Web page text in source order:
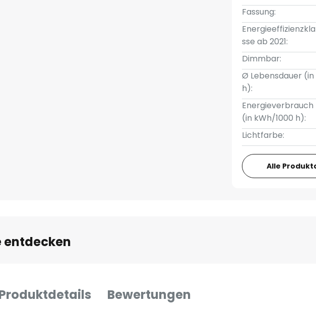
Fassung:
Energieeffizienzkla
sse ab 2021:
Dimmbar:
Ø Lebensdauer (in
h):
Energieverbrauch
(in kWh/1000 h):
Lichtfarbe:
Alle
entdecken
Bewertungen